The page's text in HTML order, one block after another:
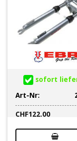
sofort
Art-Nr:
CHF122.00